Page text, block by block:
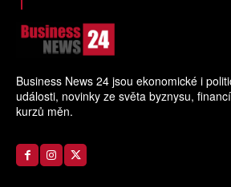
Business News 24 jsou ekonomické i
události, novinky ze světa byznysu,
kurzů měn.